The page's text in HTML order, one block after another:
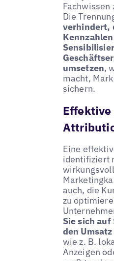
Fachwissen
Die
verhindert,
umsetzen,
macht,
sichern.
Effektive
Eine
identifiziert
auch, die
zu
Sie sich
den
wie z. B.
Anzeigen